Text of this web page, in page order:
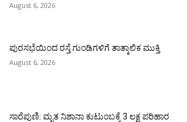
August 6, 2026
ಪುರಸಭೆಯಿಂದ ರಸ್ತೆ ಗುಂಡಿಗಳಿಗೆ ತಾತ್ಕಾಲಿಕ ಮುಕ್ತಿ
August 6, 2026
ಸಾರೆಪುಣಿ: ಮೃತ ನಿಶಾನಾ ಕುಟುಂಬಕ್ಕೆ 3 ಲಕ್ಷ ಪರಿಹಾರ